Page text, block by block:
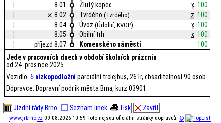
¦
8.01 Žlutý kopec x 100
¦
⨯ 8.02 Tvrdého(Tvrdého) z 100
¦
8.04 Úvoz(Údolní, KVOP) x 100
¦
8.05 Obilní trh x 100
¦
příjezd 8.07 Komenského náměstí
100
Jede v pracovních dnech v období školních prázdnin
od 24. prosince 2025.
Vozidlo: nízkopodlažníparciální trolejbus, 26Tr, obsaditelnost 90 osob.
Dopravce: Dopravní podnik města Brna, kurz 03901.
Jízdní řády Brno Seznam linek Tisk Zavřít
www.jrbrno.cz 09.08.2026 10.59 Toto nejsou oficiální stránky dopravců. @